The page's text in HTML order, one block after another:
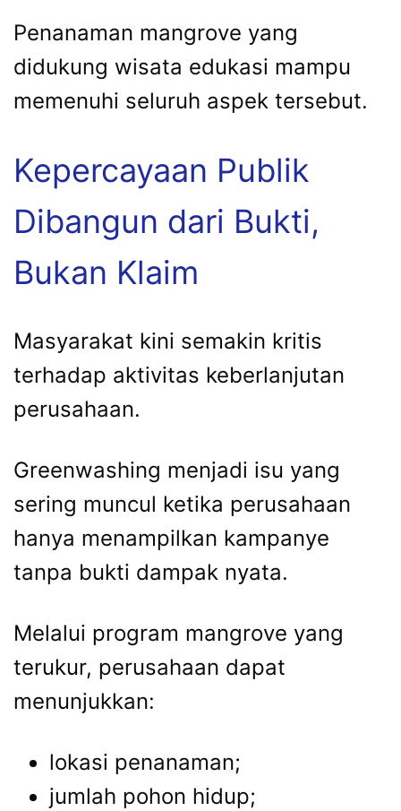
Penanaman mangrove yang
didukung wisata edukasi mampu
memenuhi seluruh aspek tersebut.
Kepercayaan Publik
Dibangun dari Bukti,
Bukan Klaim
Masyarakat kini semakin kritis
terhadap aktivitas keberlanjutan
perusahaan.
Greenwashing menjadi isu yang
sering muncul ketika perusahaan
hanya menampilkan kampanye
tanpa bukti dampak nyata.
Melalui program mangrove yang
terukur, perusahaan dapat
menunjukkan:
lokasi penanaman;
jumlah pohon hidup;